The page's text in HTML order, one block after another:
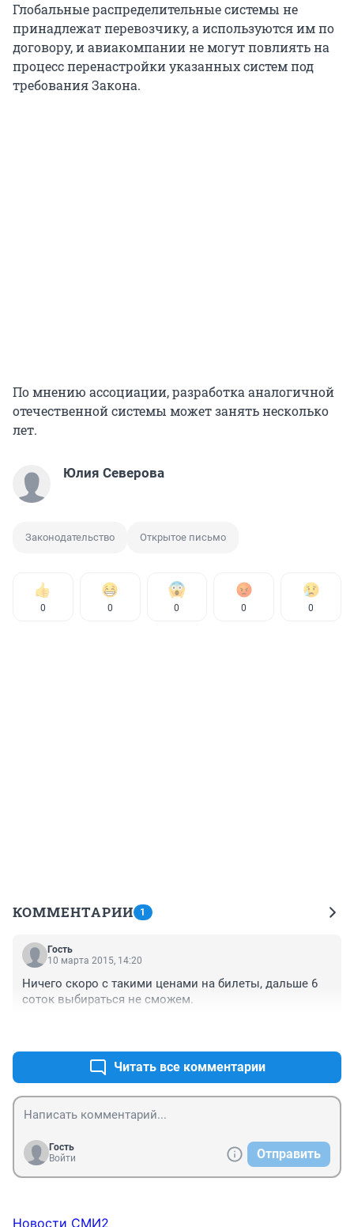
Глобальные распределительные системы не
принадлежат перевозчику, а используются им по
договору, и авиакомпании не могут повлиять на
процесс перенастройки указанных систем под
требования Закона.
По мнению ассоциации, разработка аналогичной
отечественной системы может занять несколько
лет.
Юлия Северова
Законодательство Открытое письмо
0 0 0 0 0
КОММЕНТАРИИ 1
Гость
10 марта 2015, 14:20
Ничего скоро с такими ценами на билеты, дальше 6
соток выбираться не сможем.
Читать все комментарии
Гость
Войти
Отправить
Новости СМИ2